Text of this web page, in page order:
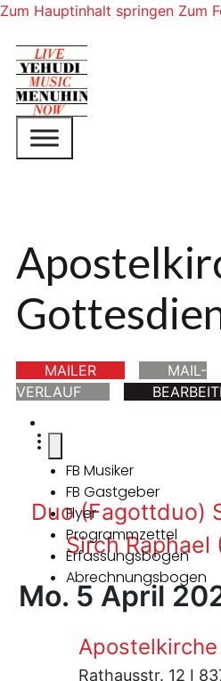
Zum Hauptinhalt springen Zum
MAILER
MAIL-
VERLAUF
FB Musiker
FB Gastgeber
Flyer
Programmzettel
Erfassungsbogen
Abrechnungsbogen
Duo (Fagottduo)
Sirch Raphael
Mo. 5 April
Rathausstr. 12 I